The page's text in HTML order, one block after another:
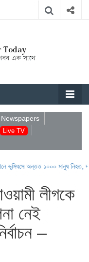
Live TV
অন্তত ১০০০ মানুষ নিহত, দাবি সশস্ত্র
লীগকে
নেই
–